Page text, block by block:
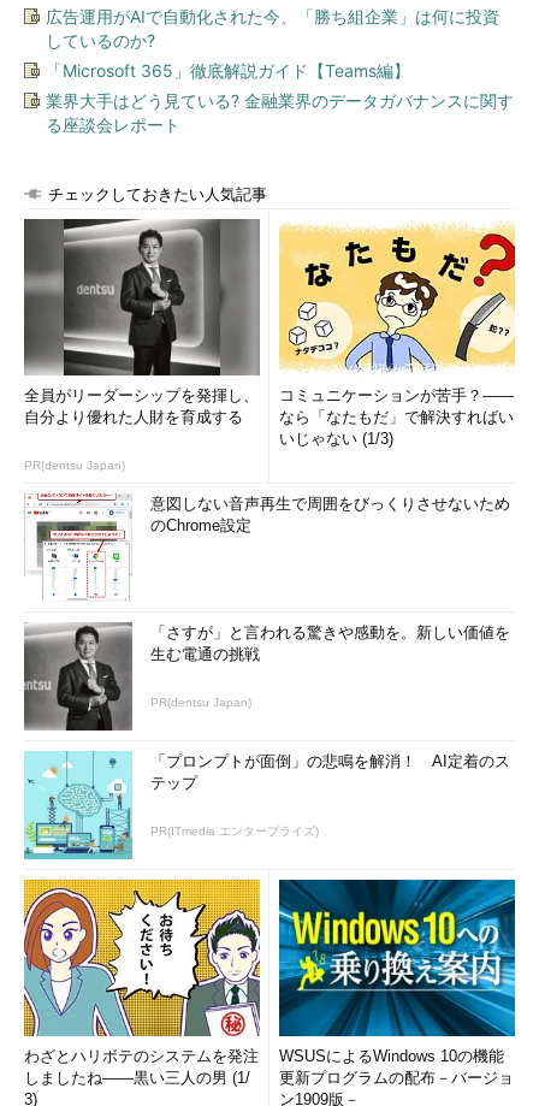
広告運用がAIで自動化された今、「勝ち組企業」は何に投資
しているのか?
「Microsoft 365」徹底解説ガイド【Teams編】
業界大手はどう見ている? 金融業界のデータガバナンスに関す
る座談会レポート
チェックしておきたい人気記事
全員がリーダーシップを発揮し、
自分より優れた人財を育成する
PR(dentsu Japan)
コミュニケーションが苦手？――
なら「なたもだ」で解決すればい
いじゃない (1/3)
意図しない音声再生で周囲をびっくりさせないため
のChrome設定
「さすが」と言われる驚きや感動を。新しい価値を
生む電通の挑戦
PR(dentsu Japan)
「プロンプトが面倒」の悲鳴を解消！ AI定着のス
テップ
PR(ITmedia エンタープライズ)
わざとハリボテのシステムを発注
しましたね――黒い三人の男 (1/
3)
WSUSによるWindows 10の機能
更新プログラムの配布－バージョ
ン1909版－